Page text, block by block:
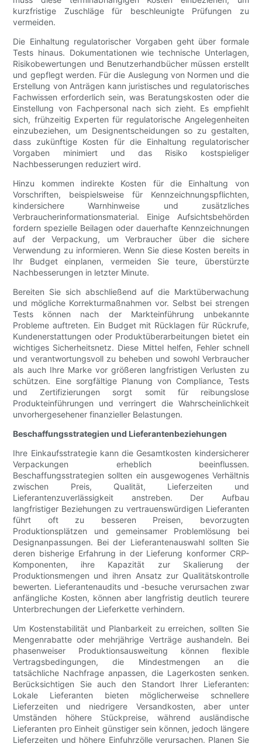
kurzfristige Zuschläge für beschleunigte Prüfungen zu
vermeiden.
Die Einhaltung regulatorischer Vorgaben geht über formale
Tests hinaus. Dokumentationen wie technische Unterlagen,
Risikobewertungen und Benutzerhandbücher müssen erstellt
und gepflegt werden. Für die Auslegung von Normen und die
Erstellung von Anträgen kann juristisches und regulatorisches
Fachwissen erforderlich sein, was Beratungskosten oder die
Einstellung von Fachpersonal nach sich zieht. Es empfiehlt
sich, frühzeitig Experten für regulatorische Angelegenheiten
einzubeziehen, um Designentscheidungen so zu gestalten,
dass zukünftige Kosten für die Einhaltung regulatorischer
Vorgaben minimiert und das Risiko kostspieliger
Nachbesserungen reduziert wird.
Hinzu kommen indirekte Kosten für die Einhaltung von
Vorschriften, beispielsweise für Kennzeichnungspflichten,
kindersichere Warnhinweise und zusätzliches
Verbraucherinformationsmaterial. Einige Aufsichtsbehörden
fordern spezielle Beilagen oder dauerhafte Kennzeichnungen
auf der Verpackung, um Verbraucher über die sichere
Verwendung zu informieren. Wenn Sie diese Kosten bereits in
Ihr Budget einplanen, vermeiden Sie teure, überstürzte
Nachbesserungen in letzter Minute.
Bereiten Sie sich abschließend auf die Marktüberwachung
und mögliche Korrekturmaßnahmen vor. Selbst bei strengen
Tests können nach der Markteinführung unbekannte
Probleme auftreten. Ein Budget mit Rücklagen für Rückrufe,
Kundenerstattungen oder Produktüberarbeitungen bietet ein
wichtiges Sicherheitsnetz. Diese Mittel helfen, Fehler schnell
und verantwortungsvoll zu beheben und sowohl Verbraucher
als auch Ihre Marke vor größeren langfristigen Verlusten zu
schützen. Eine sorgfältige Planung von Compliance, Tests
und Zertifizierungen sorgt somit für reibungslose
Produkteinführungen und verringert die Wahrscheinlichkeit
unvorhergesehener finanzieller Belastungen.
Beschaffungsstrategien und Lieferantenbeziehungen
Ihre Einkaufsstrategie kann die Gesamtkosten kindersicherer
Verpackungen erheblich beeinflussen.
Beschaffungsstrategien sollten ein ausgewogenes Verhältnis
zwischen Preis, Qualität, Lieferzeiten und
Lieferantenzuverlässigkeit anstreben. Der Aufbau
langfristiger Beziehungen zu vertrauenswürdigen Lieferanten
führt oft zu besseren Preisen, bevorzugten
Produktionsplätzen und gemeinsamer Problemlösung bei
Designanpassungen. Bei der Lieferantenauswahl sollten Sie
deren bisherige Erfahrung in der Lieferung konformer CRP-
Komponenten, ihre Kapazität zur Skalierung der
Produktionsmengen und ihren Ansatz zur Qualitätskontrolle
bewerten. Lieferantenaudits und -besuche verursachen zwar
anfängliche Kosten, können aber langfristig deutlich teurere
Unterbrechungen der Lieferkette verhindern.
Um Kostenstabilität und Planbarkeit zu erreichen, sollten Sie
Mengenrabatte oder mehrjährige Verträge aushandeln. Bei
phasenweiser Produktionsausweitung können flexible
Vertragsbedingungen, die Mindestmengen an die
tatsächliche Nachfrage anpassen, die Lagerkosten senken.
Berücksichtigen Sie auch den Standort Ihrer Lieferanten:
Lokale Lieferanten bieten möglicherweise schnellere
Lieferzeiten und niedrigere Versandkosten, aber unter
Umständen höhere Stückpreise, während ausländische
Lieferanten pro Einheit günstiger sein können, jedoch längere
Lieferzeiten und höhere Einfuhrzölle verursachen. Planen Sie